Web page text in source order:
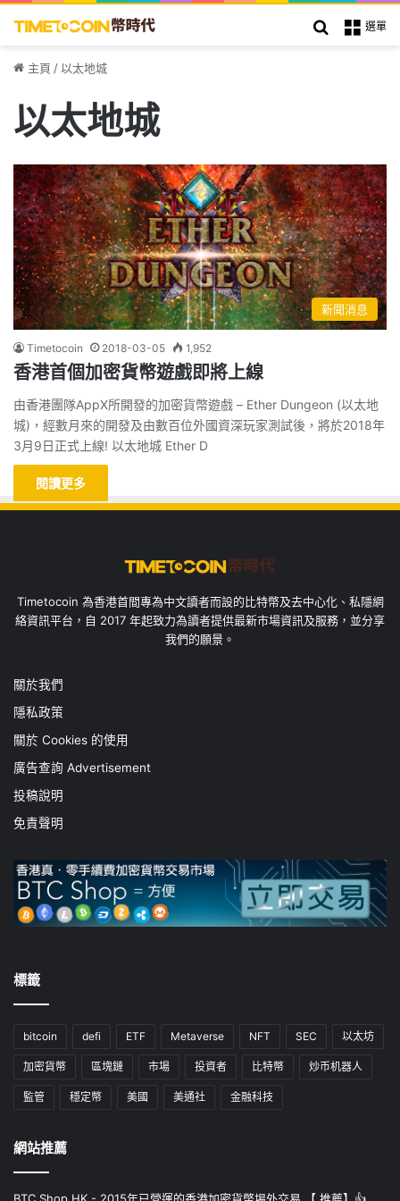
選單
搜索
主頁 / 以太地城
以太地城
新聞消息
Timetocoin 2018-03-05 1,952
香港首個加密貨幣遊戲即將上線
由香港團隊AppX所開發的加密貨幣遊戲 – Ether Dungeon (以太地
城)，經數月來的開發及由數百位外國資深玩家測試後，將於2018年
3月9日正式上線! 以太地城 Ether D
閱讀更多
Timetocoin 為香港首間專為中文讀者而設的比特幣及去中心化、私隱網
絡資訊平台，自 2017 年起致力為讀者提供最新市場資訊及服務，並分享
我們的願景。
關於我們
隱私政策
關於 Cookies 的使用
廣告查詢 Advertisement
投稿說明
免責聲明
標籤
bitcoin defi ETF Metaverse NFT SEC 以太坊
加密貨幣 區塊鏈 市場 投資者 比特幣 炒币机器人
監管 穩定幣 美國 美通社 金融科技
網站推薦
BTC Shop HK - 2015年已營運的香港加密貨幣埸外交易 【 推薦】👍